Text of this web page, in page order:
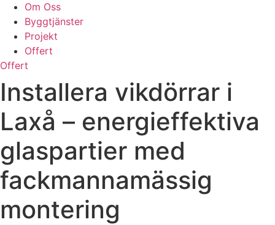
Om Oss
Byggtjänster
Projekt
Offert
Offert
Installera vikdörrar i
Laxå – energieffektiva
glaspartier med
fackmannamässig
montering